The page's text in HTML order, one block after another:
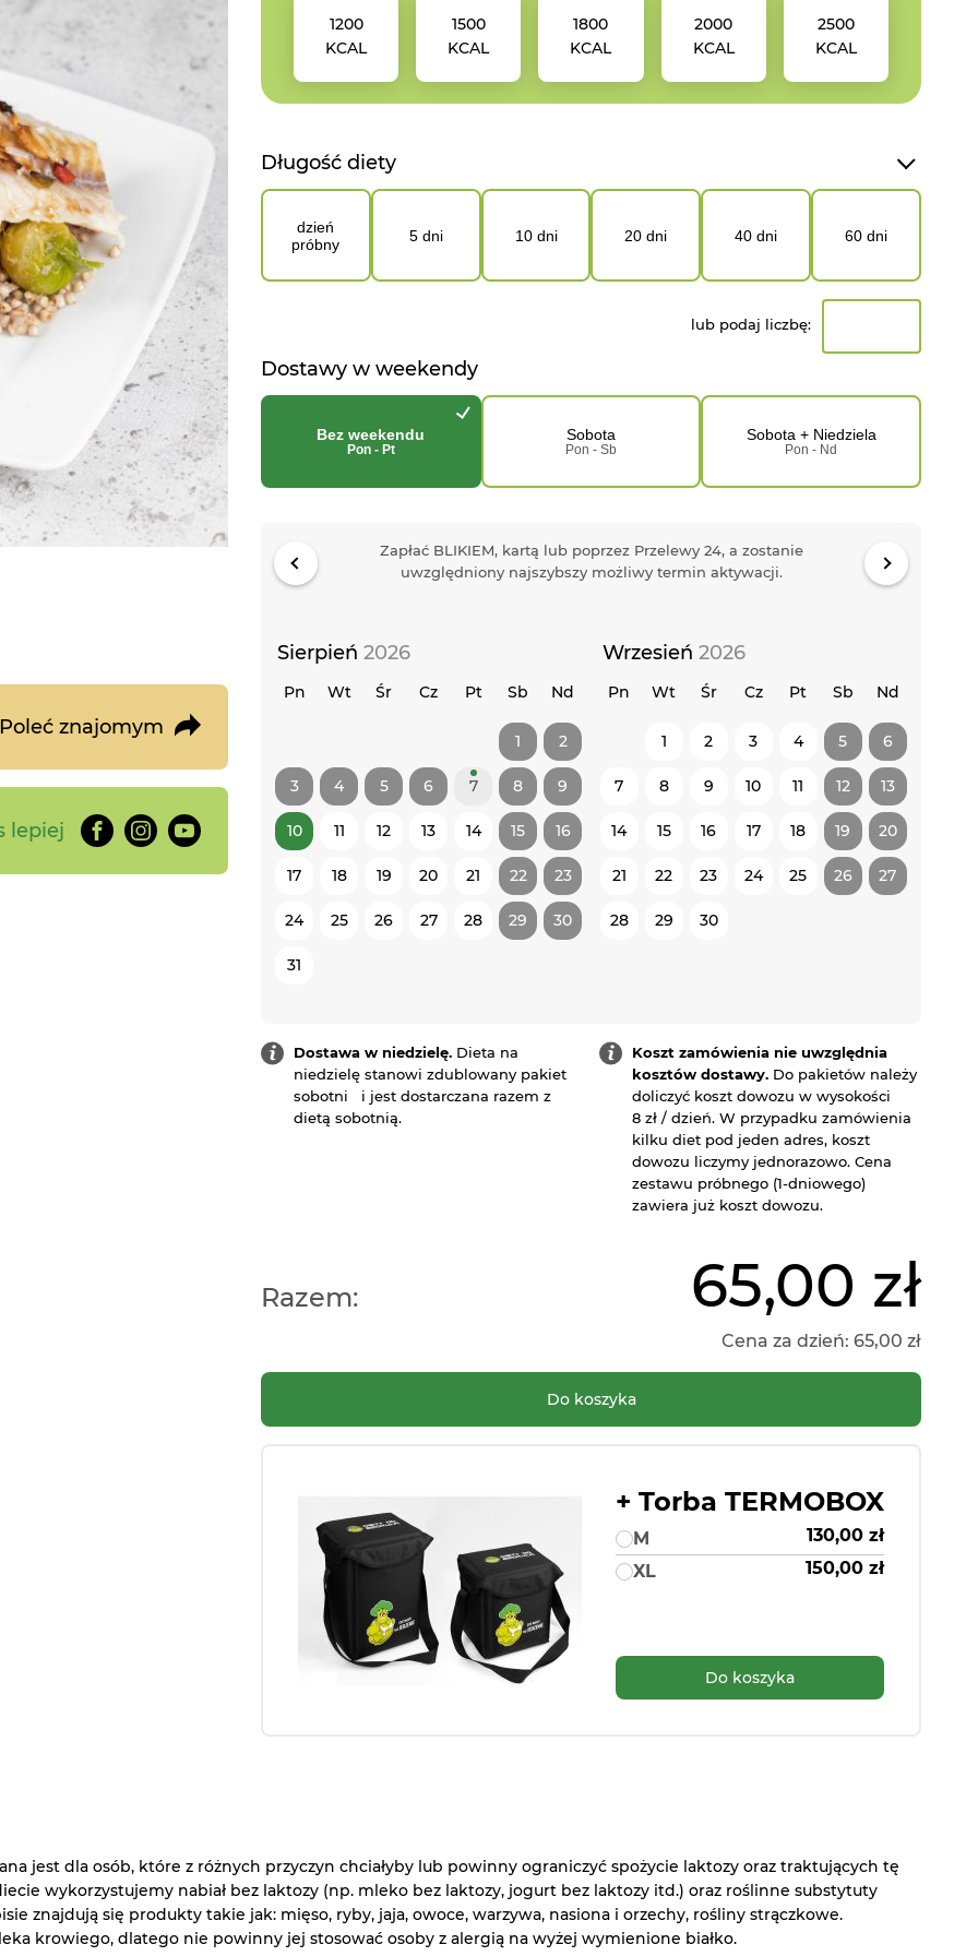
Poleć znajomym
lepiej
1200
KCAL
1500
KCAL
1800
KCAL
2000
KCAL
2500
KCAL
Długość diety
dzień
próbny
5 dni 10 dni 20 dni 40 dni 60 dni
lub podaj liczbę:
Dostawy w weekendy
Bez weekendu
Pon - Pt
Sobota
Pon - Sb
Sobota + Niedziela
Pon - Nd
Zapłać BLIKIEM, kartą lub poprzez Przelewy 24, a zostanie
uwzględniony najszybszy możliwy termin aktywacji.
Sierpień 2026
Pn Wt Śr Cz Pt Sb Nd
1 2
3 4 5 6 7 8 9
10 11 12 13 14 15 16
17 18 19 20 21 22 23
24 25 26 27 28 29 30
31
Wrzesień 2026
Pn Wt Śr Cz Pt Sb Nd
1 2 3 4 5 6
7 8 9 10 11 12 13
14 15 16 17 18 19 20
21 22 23 24 25 26 27
28 29 30
Dostawa w niedzielę. Dieta na
niedzielę stanowi zdublowany pakiet
sobotni i jest dostarczana razem z
dietą sobotnią.
Koszt zamówienia nie uwzględnia
kosztów dostawy. Do pakietów należy
doliczyć koszt dowozu w wysokości
8 zł / dzień. W przypadku zamówienia
kilku diet pod jeden adres, koszt
dowozu liczymy jednorazowo. Cena
zestawu próbnego (1-dniowego)
zawiera już koszt dowozu.
Razem: 65,00 zł
Cena za dzień: 65,00 zł
Do koszyka
+ Torba TERMOBOX
M
130,00 zł
XL
150,00 zł
Do koszyka
jest dla osób, które z różnych przyczyn chciałyby lub powinny ograniczyć spożycie laktozy oraz traktujących tę
wykorzystujemy nabiał bez laktozy (np. mleko bez laktozy, jogurt bez laktozy itd.) oraz roślinne substytuty
znajdują się produkty takie jak: mięso, ryby, jaja, owoce, warzywa, nasiona i orzechy, rośliny strączkowe.
krowiego, dlatego nie powinny jej stosować osoby z alergią na wyżej wymienione białko.